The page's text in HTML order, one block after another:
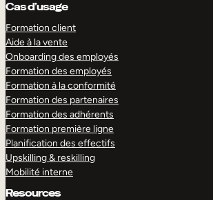
Cas d’usage
Formation client
Aide à la vente
Onboarding des employés
Formation des employés
Formation à la conformité
Formation des partenaires
Formation des adhérents
Formation première ligne
Planification des effectifs
Upskilling & reskilling
Mobilité interne
Resources